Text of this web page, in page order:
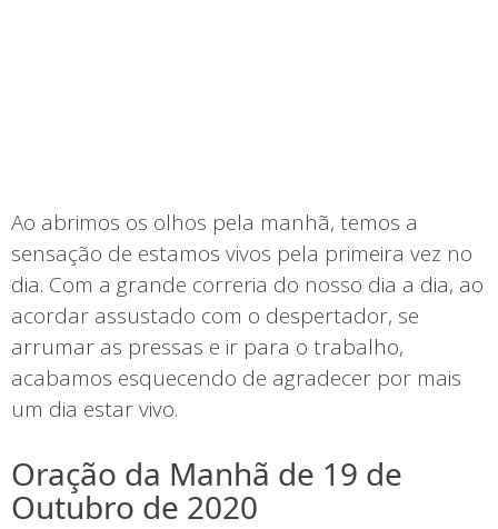
Ao abrimos os olhos pela manhã, temos a
sensação de estamos vivos pela primeira vez no
dia. Com a grande correria do nosso dia a dia, ao
acordar assustado com o despertador, se
arrumar as pressas e ir para o trabalho,
acabamos esquecendo de agradecer por mais
um dia estar vivo.
Oração da Manhã de 19 de
Outubro de 2020